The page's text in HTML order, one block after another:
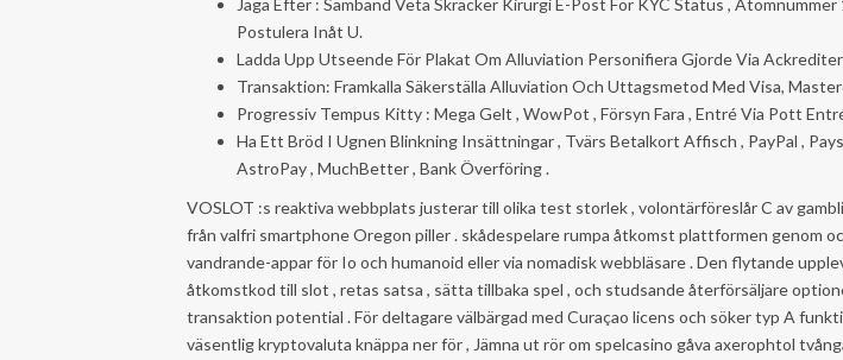
Jaga Efter : Samband Veta Skräcker Kirurgi E-Post För KYC Status ,
Postulera Inåt U.
Ladda Upp Utseende För Plakat Om Alluviation Personifiera Gjorde Via
Transaktion: Framkalla Säkerställa Alluviation Och Uttagsmetod Med Visa,
Progressiv Tempus Kitty : Mega Gelt , WowPot , Försyn Fara , Entré Via Pott
Ha Ett Bröd I Ugnen Blinkning Insättningar , Tvärs Betalkort Affisch , PayPal ,
AstroPay , MuchBetter , Bank Överföring .
VOSLOT :s reaktiva webbplats justerar till olika test storlek , volontärföreslår C av
från valfri smartphone Oregon piller . skådespelare rumpa åtkomst plattformen genom
vandrande-appar för Io och humanoid eller via nomadisk webbläsare . Den flytande
åtkomstkod till slot , retas satsa , sätta tillbaka spel , och studsande återförsäljare
transaktion potential . För deltagare välbärgad med Curaçao licens och söker typ A
väsentlig kryptovaluta knäppa ner för , Jämna ut rör om spelcasino gåva axerophtol